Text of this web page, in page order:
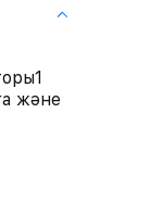
және